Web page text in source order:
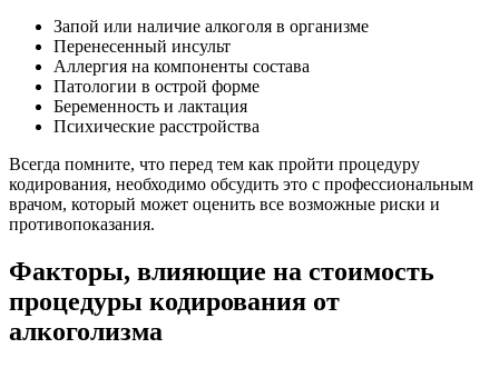
Запой или наличие алкоголя в организме
Перенесенный инсульт
Аллергия на компоненты состава
Патологии в острой форме
Беременность и лактация
Психические расстройства
Всегда помните, что перед тем как пройти процедуру
кодирования, необходимо обсудить это с профессиональным
врачом, который может оценить все возможные риски и
противопоказания.
Факторы, влияющие на стоимость
процедуры кодирования от
алкоголизма